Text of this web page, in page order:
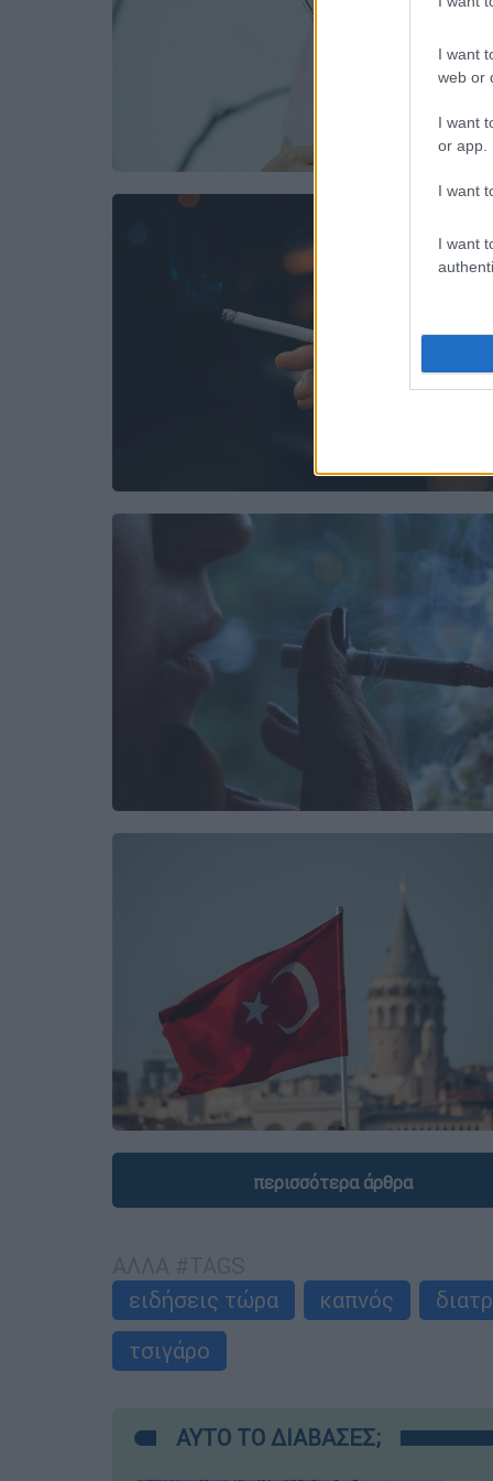
I want
web or
I want
or app.
I want
I want
περισσότερα άρθρα
ειδήσεις τώρα
καπνός
τσιγάρο
ΑΥΤΟ ΤΟ ΔΙΑΒΑΣΕΣ;